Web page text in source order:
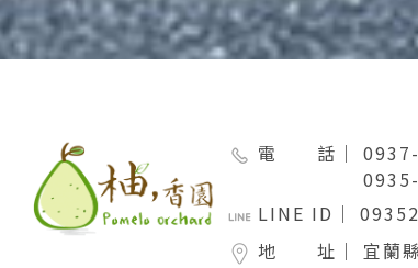
電 話｜
LINE ID｜
地 址｜
宜蘭